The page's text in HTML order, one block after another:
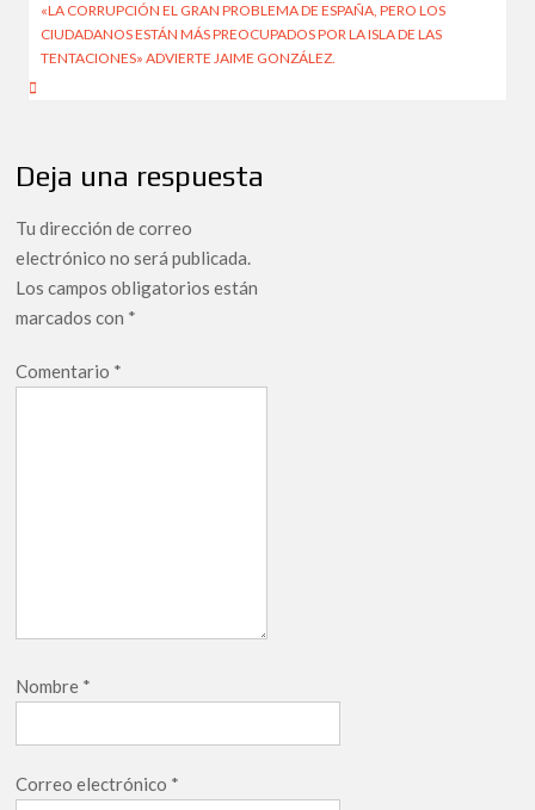
entradas
«LA CORRUPCIÓN EL GRAN PROBLEMA DE ESPAÑA, PERO LOS
CIUDADANOS ESTÁN MÁS PREOCUPADOS POR LA ISLA DE LAS
TENTACIONES» ADVIERTE JAIME GONZÁLEZ.
Deja una respuesta
Tu dirección de correo
electrónico no será publicada.
Los campos obligatorios están
marcados con *
Comentario *
Nombre *
Correo electrónico *